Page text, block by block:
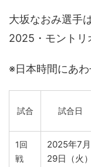
大坂なおみ選手
2025・モントリ
※日本時間にあわ
試合 試合日
1回
戦
2025年7月
29日（火）